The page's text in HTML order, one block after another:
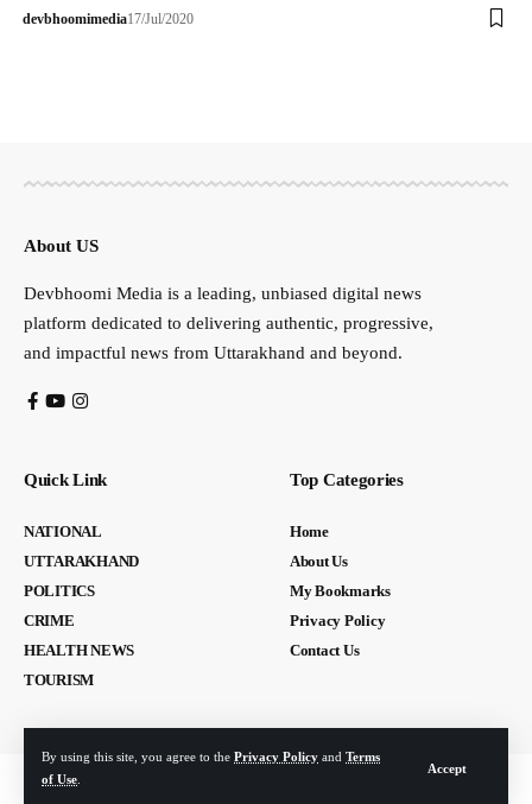
By using this site, you agree to the Privacy Policy and Terms
of Use
Accept
devbhoomimedia17/Jul/2020
About US
Devbhoomi Media is a leading, unbiased digital news
platform dedicated to delivering authentic, progressive,
and impactful news from Uttarakhand and beyond.
Quick Link
NATIONAL
UTTARAKHAND
POLITICS
CRIME
HEALTH NEWS
TOURISM
Top Categories
Home
About Us
My Bookmarks
Privacy Policy
Contact Us